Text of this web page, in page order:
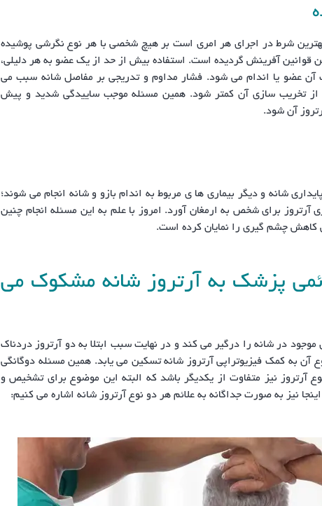
شرط در اجرای هر امری است بر هیچ شخصی با هر نوع نگرشی پوشیده
قوانین آفرینش گردیده است. استفاده بیش از حد از یک عضو به هر دلیلی،
عضو یا اندام می شود. فشار مداوم و تدریجی بر مفاصل شانه سبب می
تخریب سازی آن کمتر شود. همین مسئله موجب ساییدگی شدید و پیش
آن شود.
شانه و دیگر بیماری ها ی مربوط به اندام بازو و شانه انجام می شوند؛
برای شخص به ارمغان آورد. امروز با علم به این مسئله انجام چنین
کاهش چشم گیری را نمایان کرده است.
پزشک به آرتروز شانه مشکوک می
موجود در شانه را درگیر می کند و در نهایت سبب ابتلا به دو آرتروز دردناک
آن به کمک فیزیوتراپی آرتروز شانه تسکین می یابد. همین مسئله دوگانگی
آرتروز نیز متفاوت از یکدیگر باشد که البته این موضوع برای تشخیص و
نیز به صورت جداگانه به علائم هر دو نوع آرتروز شانه اشاره می کنیم: